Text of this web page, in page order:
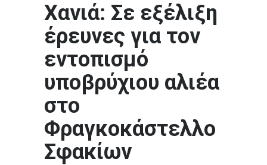
Χανιά: Σε εξέλιξη
έρευνες για τον
εντοπισμό
υποβρύχιου αλιέα
στο
Φραγκοκάστελλο
Σφακίων